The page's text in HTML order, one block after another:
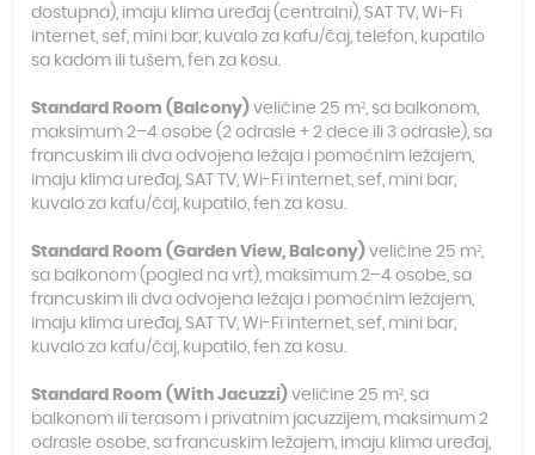
dostupna), imaju klima uređaj (centralni), SAT TV, Wi-Fi
internet, sef, mini bar, kuvalo za kafu/čaj, telefon, kupatilo
sa kadom ili tušem, fen za kosu.
Standard Room (Balcony) veličine 25 m², sa balkonom,
maksimum 2–4 osobe (2 odrasle + 2 dece ili 3 odrasle), sa
francuskim ili dva odvojena ležaja i pomoćnim ležajem,
imaju klima uređaj, SAT TV, Wi-Fi internet, sef, mini bar,
kuvalo za kafu/čaj, kupatilo, fen za kosu.
Standard Room (Garden View, Balcony) veličine 25 m²,
sa balkonom (pogled na vrt), maksimum 2–4 osobe, sa
francuskim ili dva odvojena ležaja i pomoćnim ležajem,
imaju klima uređaj, SAT TV, Wi-Fi internet, sef, mini bar,
kuvalo za kafu/čaj, kupatilo, fen za kosu.
Standard Room (With Jacuzzi) veličine 25 m², sa
balkonom ili terasom i privatnim jacuzzijem, maksimum 2
odrasle osobe, sa francuskim ležajem, imaju klima uređaj,